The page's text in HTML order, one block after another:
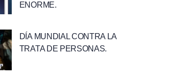
ENORME.
DÍA MUNDIAL CONTRA LA
TRATA DE PERSONAS.